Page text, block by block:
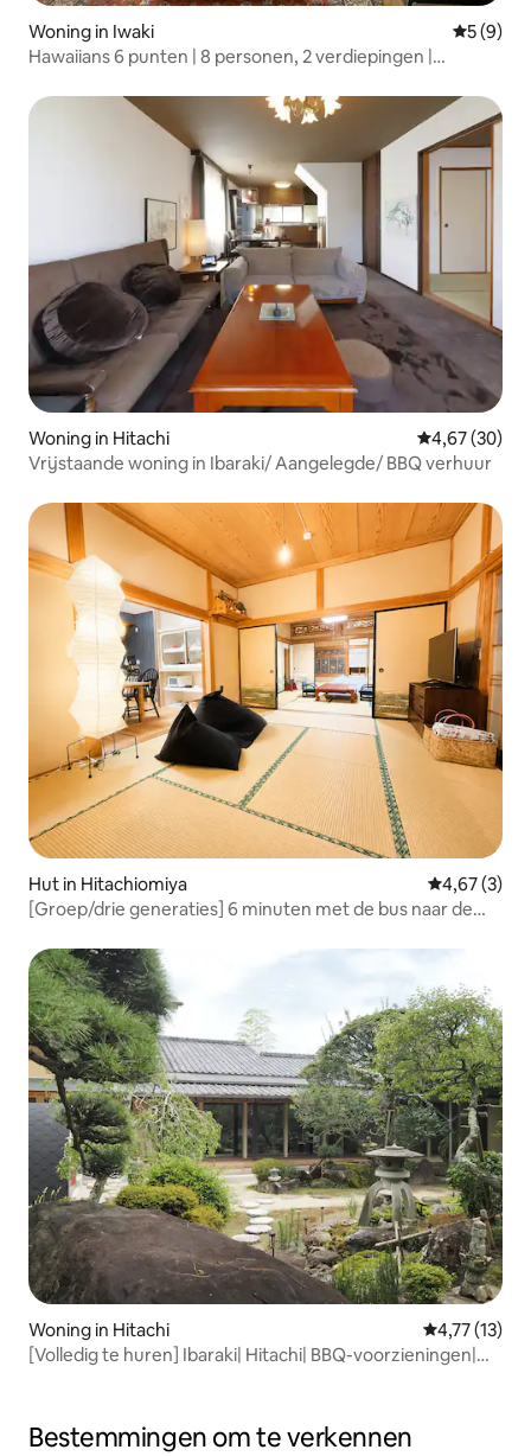
Woning in Iwaki
5 (9)
Hawaiians 6 punten | 8 personen, 2 verdiepingen |
gezinnen met kinderen | Geschikt voor familiereizen en 3
Woning in Hitachi Gemiddelde
4,67 (30)
Vrijstaande woning in Ibaraki/ Aangelegde/ BBQ verhuur
Hut in Hitachiomiya
4,67 (3)
[Groep/drie generaties] 6 minuten met de bus naar de
kunt je eigen barbecue meenemen. Als je 〇〇 bent, wil je
hier overnachten! Neem contact op
Woning in Hitachi Gemiddelde
4,77 (13)
[Volledig te huren] Ibaraki| Hitachi| BBQ-voorzieningen|
Bestemmingen om te verkennen